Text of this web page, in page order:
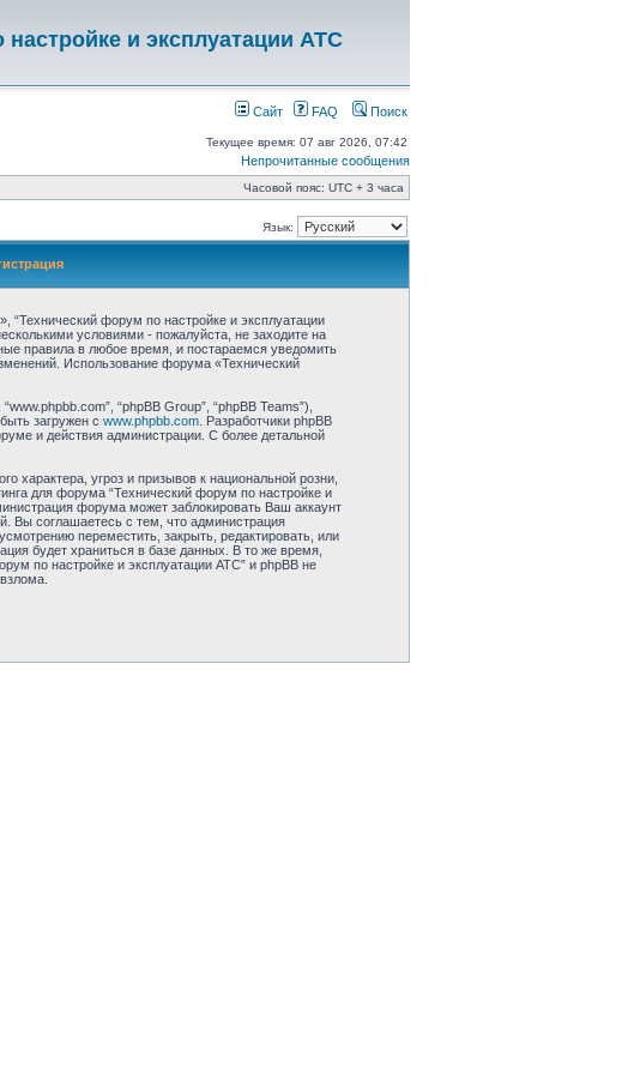
и эксплуатации АТС
Сайт FAQ Поиск
Текущее время: 07 авг 2026, 07:42
Непрочитанные сообщения
Часовой пояс: UTC + 3 часа
Язык:
форум по настройке и эксплуатации
условиями - пожалуйста, не заходите на
правила в любое время, и постараемся уведомить
Использование форума «Технический
“phpBB Group”, “phpBB Teams”),
загружен с www.phpbb.com. Разработчики phpBB
и действия администрации. С более детальной
характера, угроз и призывов к национальной розни,
для форума “Технический форум по настройке и
форума может заблокировать Ваш аккаунт
Вы соглашаетесь с тем, что администрация
переместить, закрыть, редактировать, или
будет храниться в базе данных. В то же время,
по настройке и эксплуатации АТС” и phpBB не